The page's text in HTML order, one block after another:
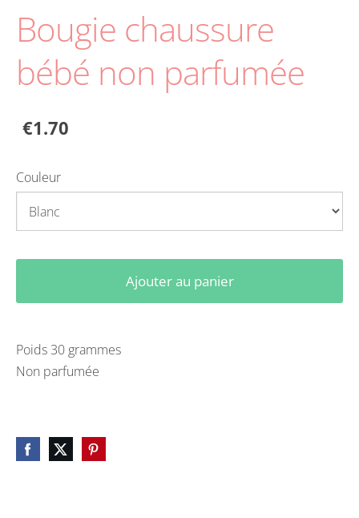
Bougie chaussure
bébé non parfumée
€1.70
Couleur
Ajouter au panier
Poids 30 grammes
Non parfumée